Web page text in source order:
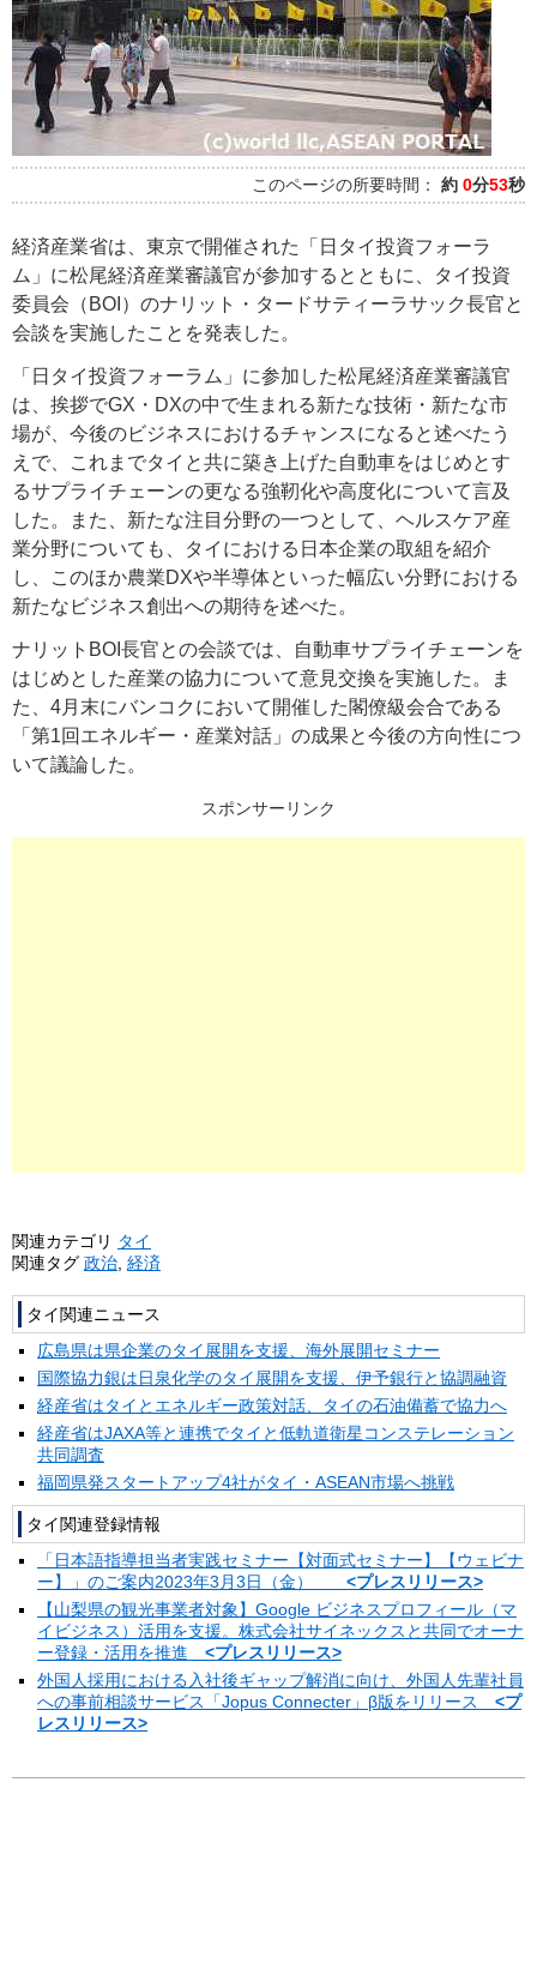
このページの所要時間： 約 0分53秒
経済産業省は、東京で開催された「日タイ投資フォーラ
ム」に松尾経済産業審議官が参加するとともに、タイ投資
委員会（BOI）のナリット・タードサティーラサック長官と
会談を実施したことを発表した。
「日タイ投資フォーラム」に参加した松尾経済産業審議官
は、挨拶でGX・DXの中で生まれる新たな技術・新たな市
場が、今後のビジネスにおけるチャンスになると述べたう
えで、これまでタイと共に築き上げた自動車をはじめとす
るサプライチェーンの更なる強靭化や高度化について言及
した。また、新たな注目分野の一つとして、ヘルスケア産
業分野についても、タイにおける日本企業の取組を紹介
し、このほか農業DXや半導体といった幅広い分野における
新たなビジネス創出への期待を述べた。
ナリットBOI長官との会談では、自動車サプライチェーンを
はじめとした産業の協力について意見交換を実施した。ま
た、4月末にバンコクにおいて開催した閣僚級会合である
「第1回エネルギー・産業対話」の成果と今後の方向性につ
いて議論した。
スポンサーリンク
関連カテゴリ タイ
関連タグ 政治 経済
タイ関連ニュース
広島県は県企業のタイ展開を支援、海外展開セミナー
国際協力銀は日泉化学のタイ展開を支援、伊予銀行と協調融資
経産省はタイとエネルギー政策対話、タイの石油備蓄で協力へ
経産省はJAXA等と連携でタイと低軌道衛星コンステレーション
共同調査
福岡県発スタートアップ4社がタイ・ASEAN市場へ挑戦
タイ関連登録情報
「日本語指導担当者実践セミナー【対面式セミナー】【ウェビナ
ー】」のご案内2023年3月3日（金） <プレスリリース>
【山梨県の観光事業者対象】Google ビジネスプロフィール（マ
イビジネス）活用を支援。株式会社サイネックスと共同でオーナ
ー登録・活用を推進 <プレスリリース>
外国人採用における入社後ギャップ解消に向け、外国人先輩社員
への事前相談サービス「Jopus Connecter」β版をリリース <プ
レスリリース>